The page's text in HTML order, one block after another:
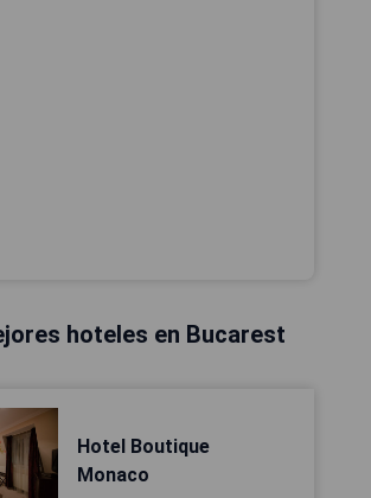
hoteles en Bucarest
Hotel Boutique
Monaco